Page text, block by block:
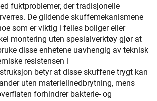
fuktproblemer, der tradisjonelle
De glidende skuffemekanismene
som er viktig i felles boliger eller
montering uten spesialverktøy gjør at
disse enhetene uavhengig av teknisk
resistensen i
betyr at disse skuffene trygt kan
uten materiellnedbrytning, mens
forhindrer bakterie- og